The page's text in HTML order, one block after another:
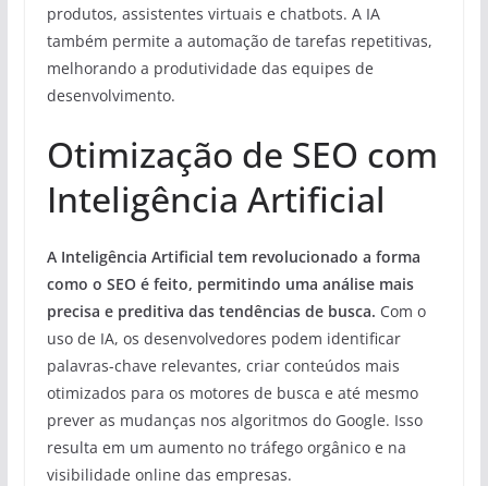
produtos, assistentes virtuais e chatbots. A IA
também permite a automação de tarefas repetitivas,
melhorando a produtividade das equipes de
desenvolvimento.
Otimização de SEO com
Inteligência Artificial
A Inteligência Artificial tem revolucionado a forma
como o SEO é feito, permitindo uma análise mais
precisa e preditiva das tendências de busca. Com o
uso de IA, os desenvolvedores podem identificar
palavras-chave relevantes, criar conteúdos mais
otimizados para os motores de busca e até mesmo
prever as mudanças nos algoritmos do Google. Isso
resulta em um aumento no tráfego orgânico e na
visibilidade online das empresas.